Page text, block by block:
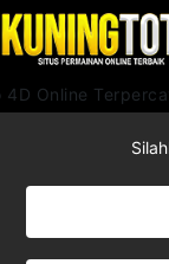
Online